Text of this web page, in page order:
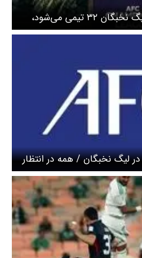
ادعای یک رسانه آسیایی / لیگ نخبگان ۳۲ تیمی می‌شود،
لیگ نخبگان / همه در انتظار